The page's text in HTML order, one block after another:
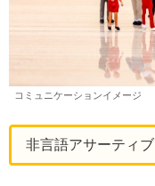
コミュニケーションイメージ
非言語アサーティブ